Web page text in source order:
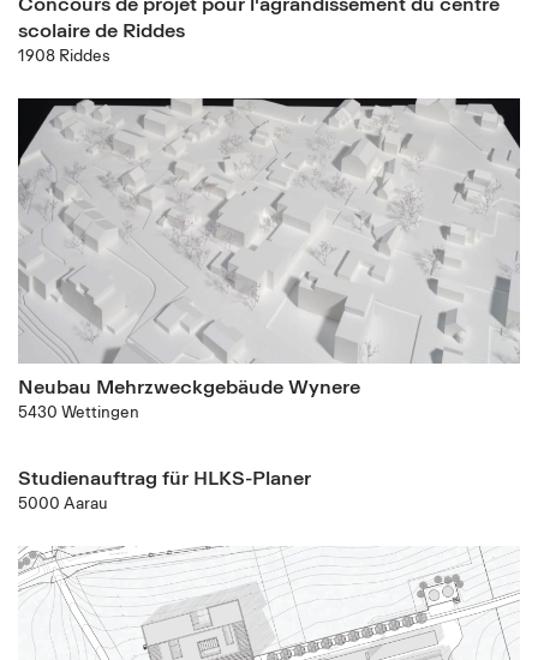
scolaire de Riddes
1908 Riddes
Neubau Mehrzweckgebäude Wynere
5430 Wettingen
Studienauftrag für HLKS-Planer
5000 Aarau